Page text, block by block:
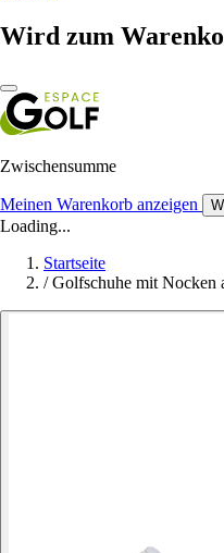
Wird zum
Zwischensumme
Meinen Warenkorb anzeigen
Loading...
Startseite
/ Golfschuhe mit Nocken